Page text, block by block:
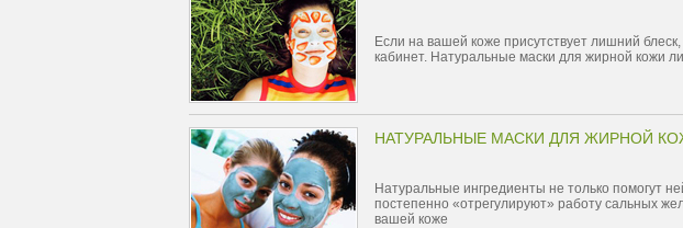
Если на вашей коже присутствует лишний
кабинет. Натуральные маски для жирной кожи
НАТУРАЛЬНЫЕ МАСКИ ДЛЯ ЖИРНОЙ
Натуральные ингредиенты не только помогут
постепенно «отрегулируют» работу сальных
вашей коже